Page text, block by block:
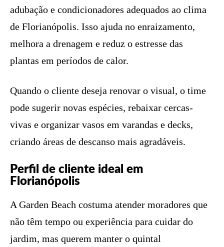
adubação e condicionadores adequados ao clima
de Florianópolis. Isso ajuda no enraizamento,
melhora a drenagem e reduz o estresse das
plantas em períodos de calor.
Quando o cliente deseja renovar o visual, o time
pode sugerir novas espécies, rebaixar cercas-
vivas e organizar vasos em varandas e decks,
criando áreas de descanso mais agradáveis.
Perfil de cliente ideal em
Florianópolis
A Garden Beach costuma atender moradores que
não têm tempo ou experiência para cuidar do
jardim, mas querem manter o quintal